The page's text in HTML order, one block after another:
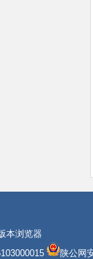
本浏览器
陕公网